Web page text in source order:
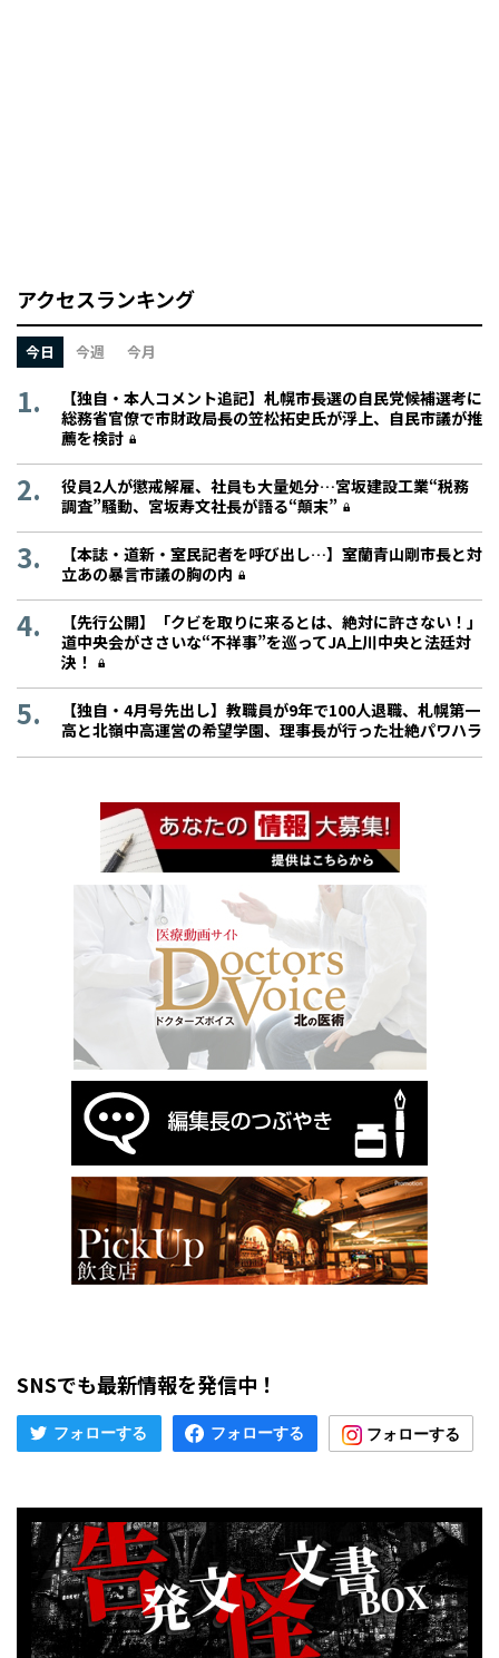
アクセスランキング
今日 今週 今月
【独自・本人コメント追記】札幌市長選の自民党候補選考に
総務省官僚で市財政局長の笠松拓史氏が浮上、自民市議が推
薦を検討
役員2人が懲戒解雇、社員も大量処分…宮坂建設工業“税務
調査”騒動、宮坂寿文社長が語る“顛末”
【本誌・道新・室民記者を呼び出し…】室蘭青山剛市長と対
立あの暴言市議の胸の内
【先行公開】「クビを取りに来るとは、絶対に許さない！」
道中央会がささいな“不祥事”を巡ってJA上川中央と法廷対
決！
【独自・4月号先出し】教職員が9年で100人退職、札幌第一
高と北嶺中高運営の希望学園、理事長が行った壮絶パワハラ
SNSでも最新情報を発信中！